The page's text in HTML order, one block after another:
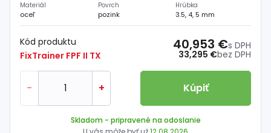
Materiál
oceľ
Povrch
pozink
Hrúbka
3.5, 4, 5 mm
Kód produktu
FixTrainer FPF II TX
33,295 €bez DPH
40,953 €s DPH
- + Kúpiť
Skladom - pripravené na odoslanie